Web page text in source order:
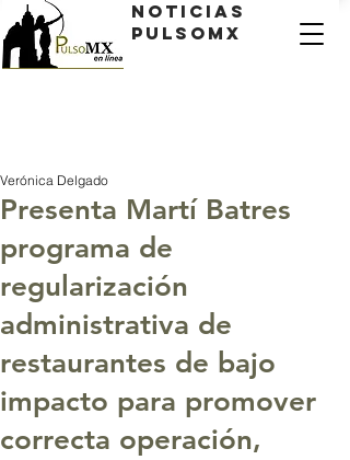
Noticias
PulsoMX
Presenta Martí Batres
programa de
regularización
administrativa de
restaurantes de bajo
impacto para promover
correcta operación,
Verónica Delgado